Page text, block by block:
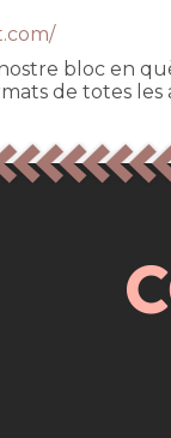
bloc en
de totes les